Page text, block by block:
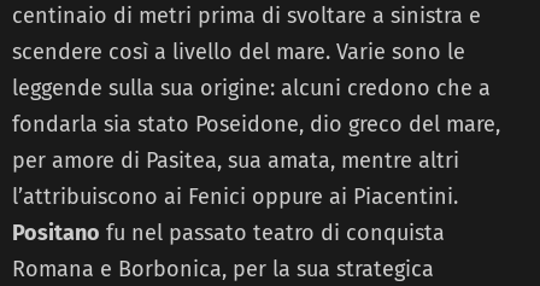
centinaio di metri prima di svoltare a sinistra e
scendere così a livello del mare. Varie sono le
leggende sulla sua origine: alcuni credono che a
fondarla sia stato Poseidone, dio greco del mare,
per amore di Pasitea, sua amata, mentre altri
l’attribuiscono ai Fenici oppure ai Piacentini.
Positano fu nel passato teatro di conquista
Romana e Borbonica, per la sua strategica